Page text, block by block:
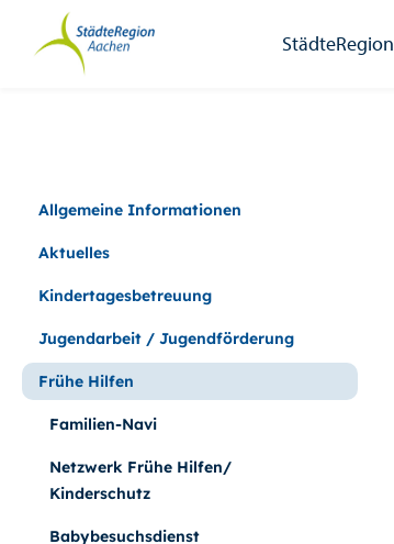
Seiteninhalt.
Hauptnavigation.
StädteRegion
StädteRegion
Allgemeine Informationen
Aktuelles
Kindertagesbetreuung
Jugendarbeit / Jugendförderung
Frühe Hilfen
Familien-Navi
Netzwerk Frühe Hilfen/
Kinderschutz
Babybesuchsdienst